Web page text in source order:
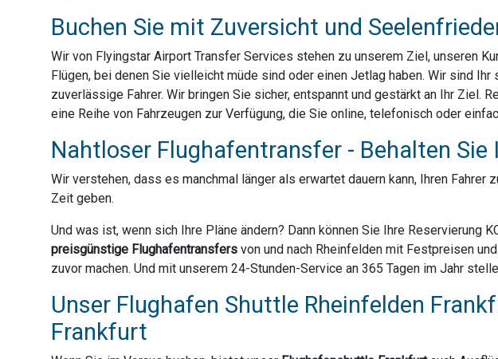
Buchen Sie mit Zuversicht und
Wir von Flyingstar Airport Transfer Services stehen zu unserem Ziel, unseren
Flügen, bei denen Sie vielleicht müde sind oder einen Jetlag haben. Wir sind
zuverlässige Fahrer. Wir bringen Sie sicher, entspannt und gestärkt an Ihr Ziel.
eine Reihe von Fahrzeugen zur Verfügung, die Sie online, telefonisch oder
Nahtloser Flughafentransfer - Behalten
Wir verstehen, dass es manchmal länger als erwartet dauern kann, Ihren
Zeit geben.
Und was ist, wenn sich Ihre Pläne ändern? Dann können Sie Ihre Reservierung
preisgünstige Flughafentransfers von und nach Rheinfelden mit Festpreisen
zuvor machen. Und mit unserem 24-Stunden-Service an 365 Tagen im Jahr
Unser Flughafen Shuttle Rheinfelden
Frankfurt